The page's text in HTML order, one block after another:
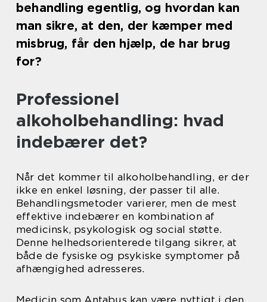
behandling egentlig, og hvordan kan
man sikre, at den, der kæmper med
misbrug, får den hjælp, de har brug
for?
Professionel
alkoholbehandling: hvad
indebærer det?
Når det kommer til alkoholbehandling, er der
ikke en enkel løsning, der passer til alle.
Behandlingsmetoder varierer, men de mest
effektive indebærer en kombination af
medicinsk, psykologisk og social støtte.
Denne helhedsorienterede tilgang sikrer, at
både de fysiske og psykiske symptomer på
afhængighed adresseres.
Medicin som Antabus kan være nyttigt i den